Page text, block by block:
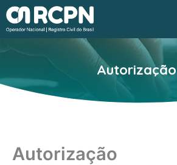
para
conteúdo
Autorização
Autorização